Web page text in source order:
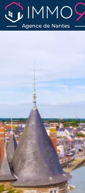
Agence de Nantes